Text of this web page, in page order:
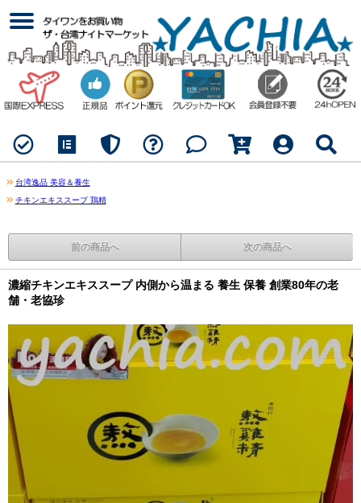
台湾逸品 美容＆養生
チキンエキススープ 鶏精
前の商品へ 次の商品へ
濃縮チキンエキススープ 内側から温まる 養生 保養 創業80年の老
舗・老協珍